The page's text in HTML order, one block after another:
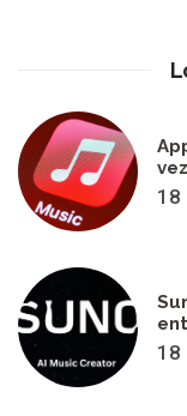
18
18